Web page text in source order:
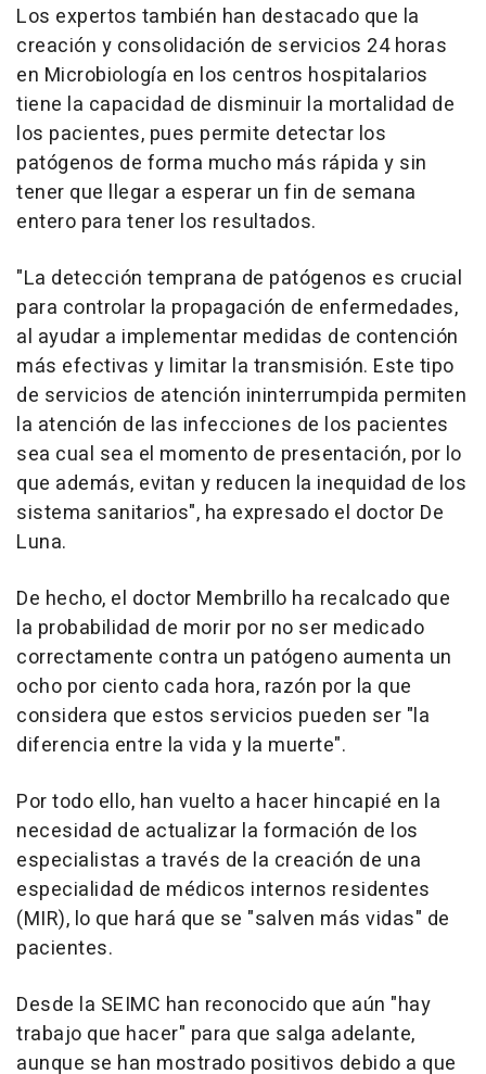
Los expertos también han destacado que la
creación y consolidación de servicios 24 horas
en Microbiología en los centros hospitalarios
tiene la capacidad de disminuir la mortalidad de
los pacientes, pues permite detectar los
patógenos de forma mucho más rápida y sin
tener que llegar a esperar un fin de semana
entero para tener los resultados.
"La detección temprana de patógenos es crucial
para controlar la propagación de enfermedades,
al ayudar a implementar medidas de contención
más efectivas y limitar la transmisión. Este tipo
de servicios de atención ininterrumpida permiten
la atención de las infecciones de los pacientes
sea cual sea el momento de presentación, por lo
que además, evitan y reducen la inequidad de los
sistema sanitarios", ha expresado el doctor De
Luna.
De hecho, el doctor Membrillo ha recalcado que
la probabilidad de morir por no ser medicado
correctamente contra un patógeno aumenta un
ocho por ciento cada hora, razón por la que
considera que estos servicios pueden ser "la
diferencia entre la vida y la muerte".
Por todo ello, han vuelto a hacer hincapié en la
necesidad de actualizar la formación de los
especialistas a través de la creación de una
especialidad de médicos internos residentes
(MIR), lo que hará que se "salven más vidas" de
pacientes.
Desde la SEIMC han reconocido que aún "hay
trabajo que hacer" para que salga adelante,
aunque se han mostrado positivos debido a que